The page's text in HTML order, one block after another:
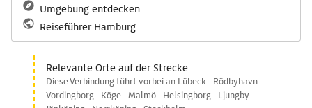
Umgebung entdecken
Reiseführer Hamburg
Relevante Orte auf der Strecke
Diese Verbindung führt vorbei an Lübeck - Rödbyhavn -
Vordingborg - Köge - Malmö - Helsingborg - Ljungby -